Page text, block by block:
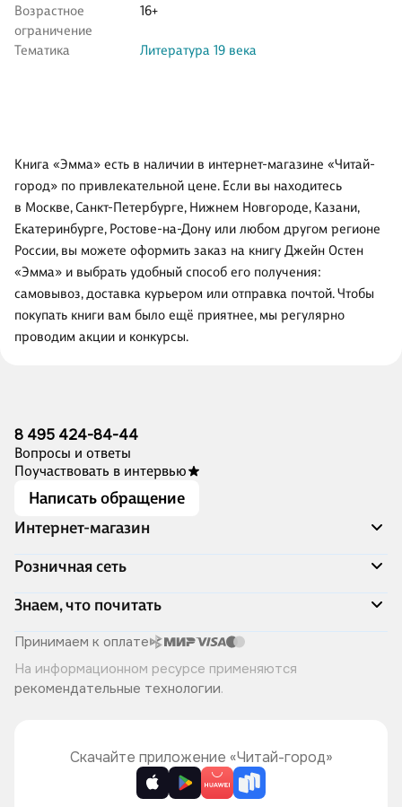
Возрастное
ограничение
16+
Тематика Литература 19 века
Книга «Эмма» есть в наличии в интернет-магазине «Читай-
город» по привлекательной цене. Если вы находитесь
в Москве, Санкт-Петербурге, Нижнем Новгороде, Казани,
Екатеринбурге, Ростове-на-Дону или любом другом регионе
России, вы можете оформить заказ на книгу Джейн Остен
«Эмма» и выбрать удобный способ его получения:
самовывоз, доставка курьером или отправка почтой. Чтобы
покупать книги вам было ещё приятнее, мы регулярно
проводим акции и конкурсы.
8 495 424-84-44
Вопросы и ответы
Поучаствовать в интервью
Написать обращение
Интернет-магазин
Акции
Доставка и оплата
Программа лояльности
Подарочные сертификаты
Правила продажи
Политика конфиденциальности
Розничная сеть
Адреса магазинов
Книжный Дозор
О компании
Читай-город для бизнеса
Хотите у нас работать?
Знаем, что почитать
Скоро в продаже
Лучшие из лучших
Читай-журнал
Принимаем к оплате
На информационном ресурсе применяются
рекомендательные технологии.
Скачайте приложение «Читай-город»